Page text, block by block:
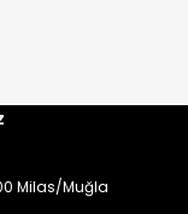
Milas/Muğla